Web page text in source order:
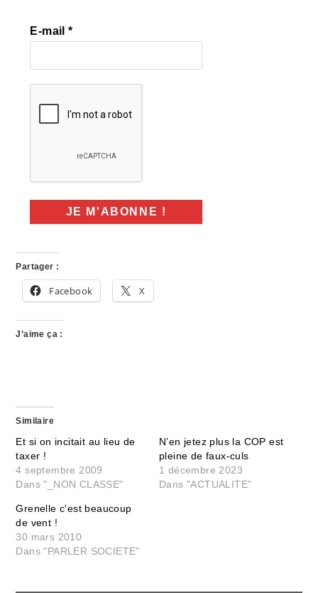
E-mail*
Partager :
Facebook X
J’aime ça :
Similaire
Et si on incitait au lieu de
taxer !
4 septembre 2009
Dans "_NON CLASSE"
N’en jetez plus la COP est
pleine de faux-culs
1 décembre 2023
Dans "ACTUALITE"
Grenelle c'est beaucoup
de vent !
30 mars 2010
Dans "PARLER SOCIETE"